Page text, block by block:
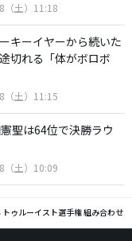
土）11:18
キーイヤーから続いた
切れる「体がボロボ
土）11:15
聖は64位で決勝ラウ
土）10:09
ゥルーイスト選手権 組み合わせ